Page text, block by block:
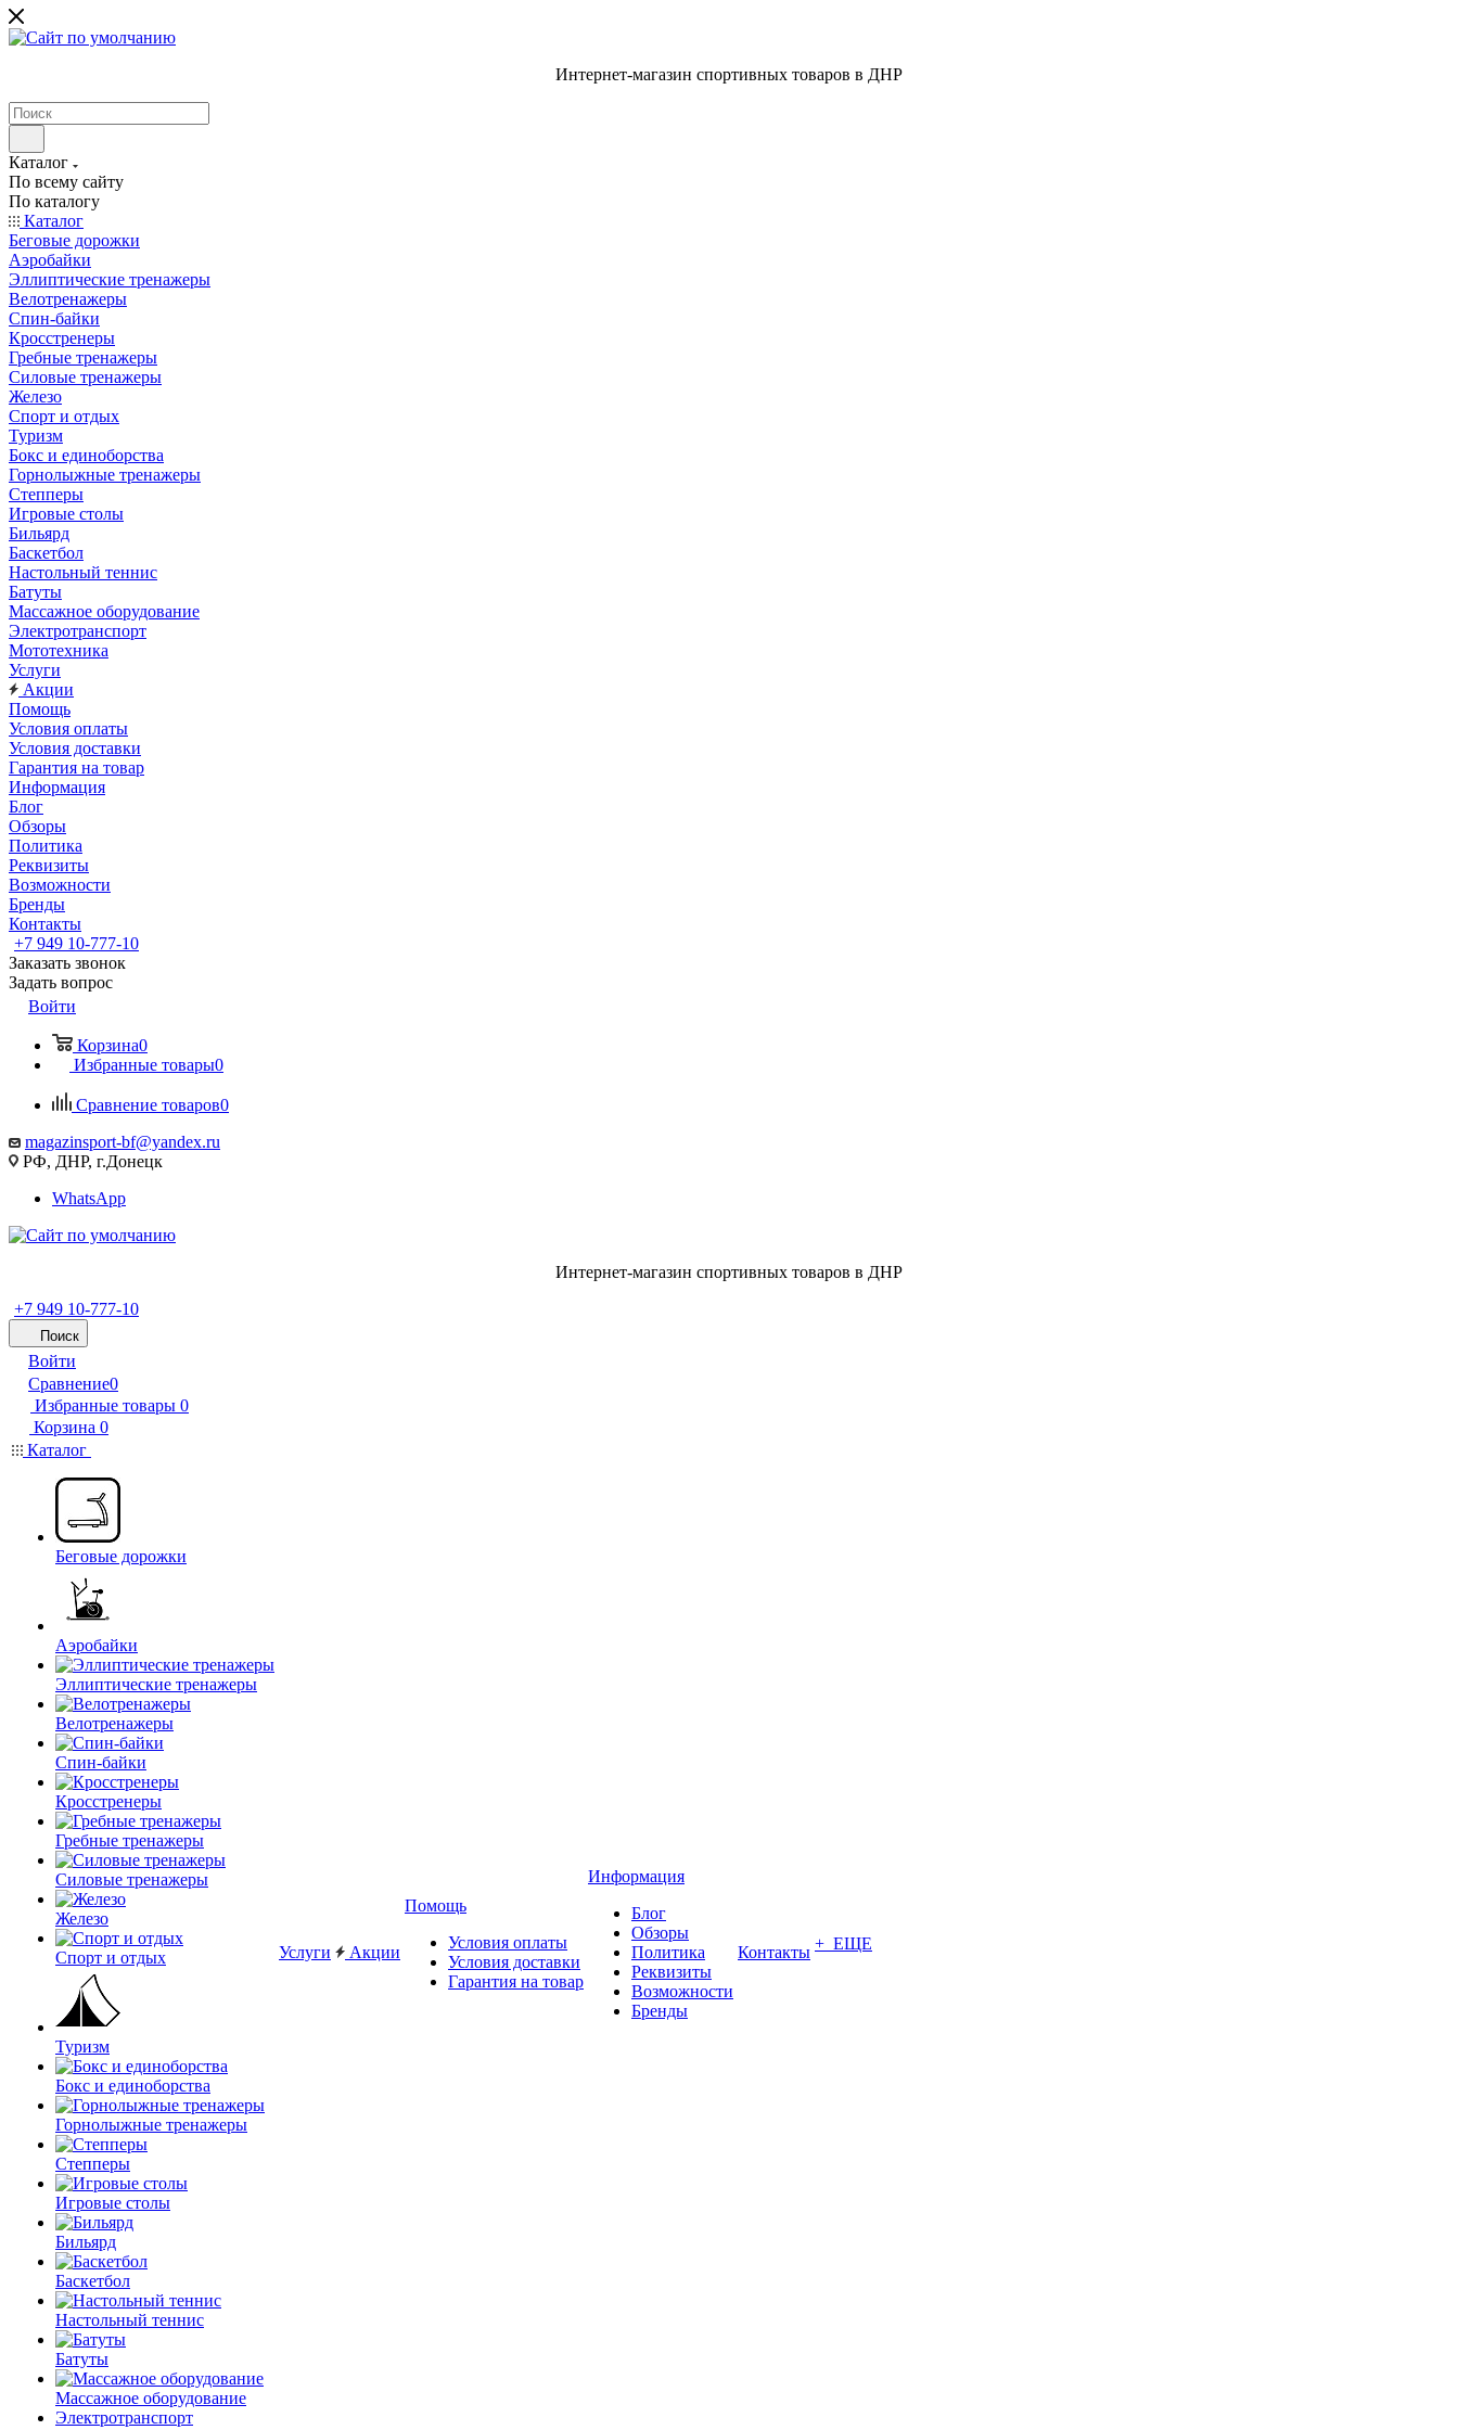
Интернет-магазин спортивных товаров в ДНР
Каталог
По всему сайту
По каталогу
Каталог
Беговые дорожки
Аэробайки
Эллиптические тренажеры
Велотренажеры
Спин-байки
Кросстренеры
Гребные тренажеры
Силовые тренажеры
Железо
Спорт и отдых
Туризм
Бокс и единоборства
Горнолыжные тренажеры
Степперы
Игровые столы
Бильярд
Баскетбол
Настольный теннис
Батуты
Массажное оборудование
Электротранспорт
Мототехника
Услуги
Акции
Помощь
Условия оплаты
Условия доставки
Гарантия на товар
Информация
Блог
Обзоры
Политика
Реквизиты
Возможности
Бренды
Контакты
+7 949 10-777-10
Заказать звонок
Задать вопрос
Войти
Корзина0
Избранные товары0
Сравнение товаров0
magazinsport-bf@yandex.ru
РФ, ДНР, г.Донецк
WhatsApp
Интернет-магазин спортивных товаров в ДНР
+7 949 10-777-10
Поиск
Войти
Сравнение0
Избранные товары 0
Корзина 0
Каталог
Беговые дорожки
Аэробайки
Эллиптические тренажеры
Велотренажеры
Спин-байки
Кросстренеры
Гребные тренажеры
Силовые тренажеры
Железо
Спорт и отдых
Туризм
Бокс и единоборства
Горнолыжные тренажеры
Степперы
Игровые столы
Бильярд
Баскетбол
Настольный теннис
Батуты
Массажное оборудование
Электротранспорт
Услуги Акции
Помощь
Условия оплаты
Условия доставки
Гарантия на товар
Информация
Блог
Обзоры
Политика
Реквизиты
Возможности
Бренды
Контакты + ЕЩЕ